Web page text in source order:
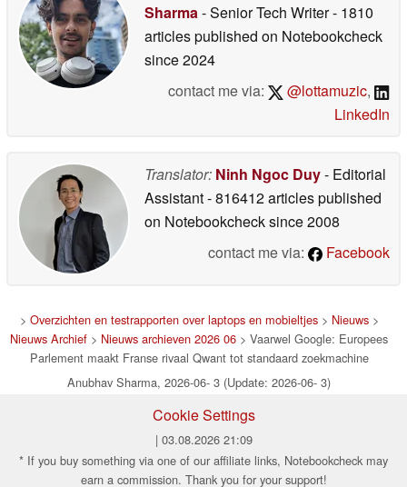
Sharma- Senior Tech Writer- 1810
articles published on Notebookcheck
since 2024
contact me via:
@lottamuzic,
LinkedIn
Translator: Ninh Ngoc Duy- Editorial
Assistant- 816412 articles published
on Notebookchecksince 2008
contact me via:
Facebook
> Overzichten en testrapporten over laptops en mobieltjes> Nieuws>
Nieuws Archief > Nieuws archieven 2026 06 > Vaarwel Google: Europees
Parlement maakt Franse rivaal Qwant tot standaard zoekmachine
Anubhav Sharma, 2026-06- 3 (Update: 2026-06- 3)
Cookie Settings
| 03.08.2026 21:09
* If you buy something via one of our affiliate links, Notebookcheck may
earn a commission. Thank you for your support!